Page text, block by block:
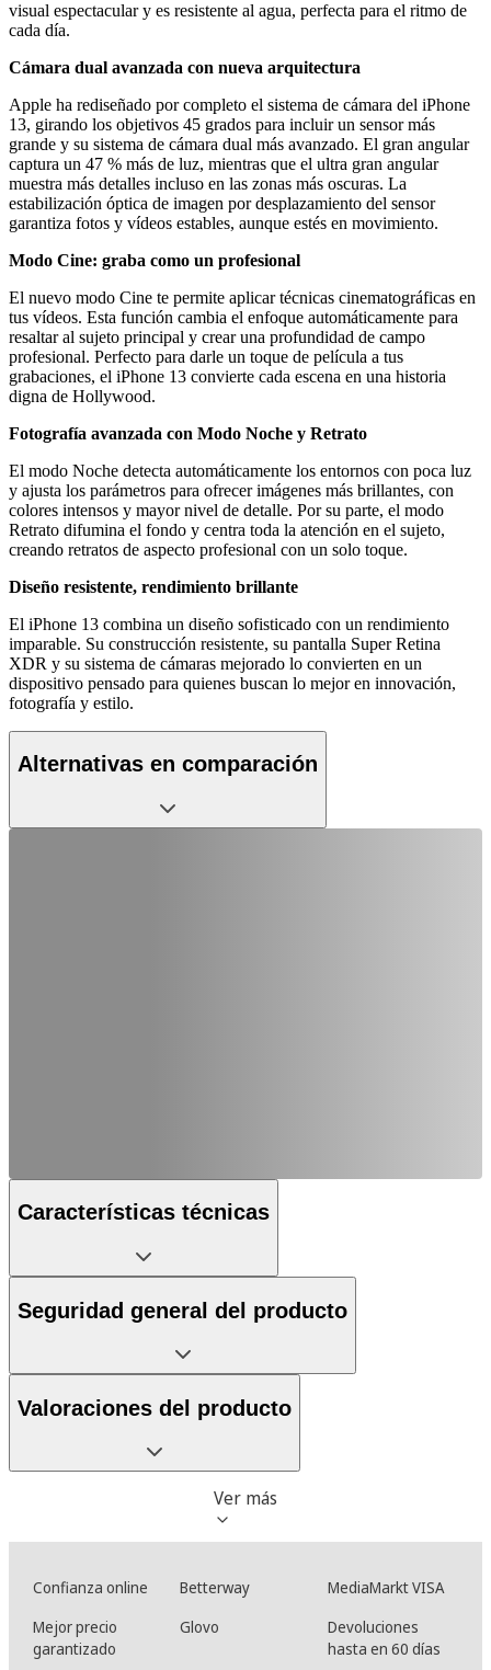
visual espectacular y es resistente al agua, perfecta para el ritmo de
cada día.
Cámara dual avanzada con nueva arquitectura
Apple ha rediseñado por completo el sistema de cámara del iPhone
13, girando los objetivos 45 grados para incluir un sensor más
grande y su sistema de cámara dual más avanzado. El gran angular
captura un 47 % más de luz, mientras que el ultra gran angular
muestra más detalles incluso en las zonas más oscuras. La
estabilización óptica de imagen por desplazamiento del sensor
garantiza fotos y vídeos estables, aunque estés en movimiento.
Modo Cine: graba como un profesional
El nuevo modo Cine te permite aplicar técnicas cinematográficas en
tus vídeos. Esta función cambia el enfoque automáticamente para
resaltar al sujeto principal y crear una profundidad de campo
profesional. Perfecto para darle un toque de película a tus
grabaciones, el iPhone 13 convierte cada escena en una historia
digna de Hollywood.
Fotografía avanzada con Modo Noche y Retrato
El modo Noche detecta automáticamente los entornos con poca luz
y ajusta los parámetros para ofrecer imágenes más brillantes, con
colores intensos y mayor nivel de detalle. Por su parte, el modo
Retrato difumina el fondo y centra toda la atención en el sujeto,
creando retratos de aspecto profesional con un solo toque.
Diseño resistente, rendimiento brillante
El iPhone 13 combina un diseño sofisticado con un rendimiento
imparable. Su construcción resistente, su pantalla Super Retina
XDR y su sistema de cámaras mejorado lo convierten en un
dispositivo pensado para quienes buscan lo mejor en innovación,
fotografía y estilo.
Alternativas en comparación
Características técnicas
Seguridad general del producto
Valoraciones del producto
Ver más
Confianza online Betterway
MediaMarkt VISA
Mejor precio
garantizado
Glovo
Devoluciones
hasta en 60 días